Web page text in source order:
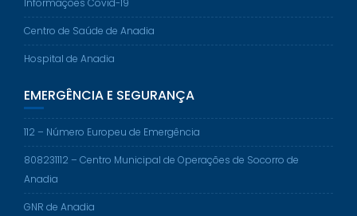
Informações Covid-19
Centro de Saúde de Anadia
Hospital de Anadia
EMERGÊNCIA E SEGURANÇA
112 – Número Europeu de Emergência
808231112 – Centro Municipal de Operações de Socorro de
Anadia
GNR de Anadia